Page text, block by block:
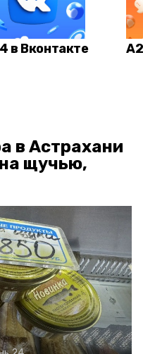
в Вконтакте
в Астрахани
щучью,